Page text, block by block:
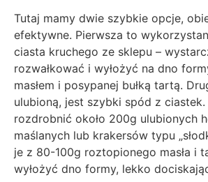
Tutaj mamy dwie szybkie opcje,
efektywne. Pierwsza to
ciasta kruchego ze sklepu –
rozwałkować i wyłożyć na dno
masłem i posypanej bułką tartą.
ulubioną, jest szybki spód z
rozdrobnić około 200g ulubionych
maślanych lub krakersów typu
je z 80-100g roztopionego masła i
wyłożyć dno formy, lekko